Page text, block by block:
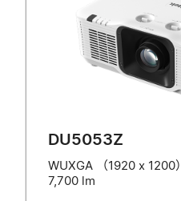
DU5053Z
WUXGA （1920 x 1200）
7,700 lm